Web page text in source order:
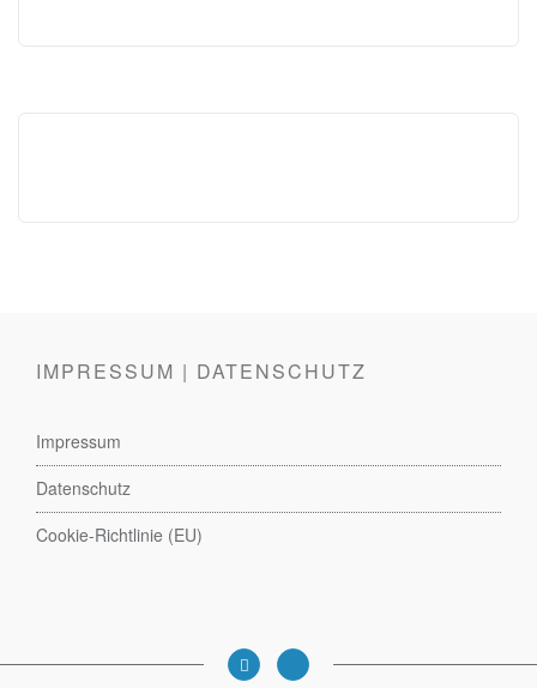
IMPRESSUM | DATENSCHUTZ
Impressum
Datenschutz
Cookie-Richtlinie (EU)